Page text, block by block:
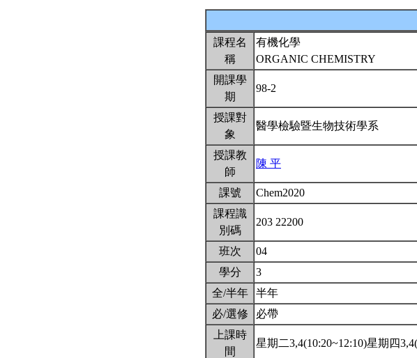
課程名
稱
有機化學
ORGANIC CHEMISTRY
開課學
期
98-2
授課對
象
醫學檢驗暨生物技術學系
授課教
師
陳 平
課號
Chem2020
課程識
別碼
203 22200
班次
04
學分
3
全/半年
半年
必/選修
必帶
上課時
間
星期二3,4(10:20~12:10)星期四